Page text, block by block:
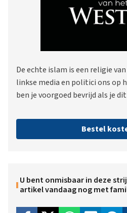
De echte islam is een religie
linkse media en politici ons op
ben je voorgoed bevrijd als je
Bestel
U bent onmisbaar in deze
artikel vandaag nog met